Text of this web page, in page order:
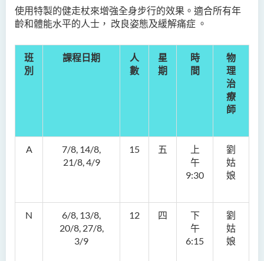
使用特製的健走杖來增強全身步行的效果。適合所有年
齡和體能水平的人士， 改良姿態及緩解痛症 。
班
別
課程日期
人
數
星
期
時
間
物
理
治
療
師
A
7/8, 14/8,
21/8, 4/9
15 五
上
午
9:30
劉
姑
娘
N
6/8, 13/8,
20/8, 27/8,
3/9
12 四
下
午
6:15
劉
姑
娘